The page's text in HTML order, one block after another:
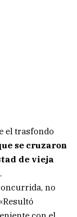
el trasfondo
se cruzaron
de vieja
no